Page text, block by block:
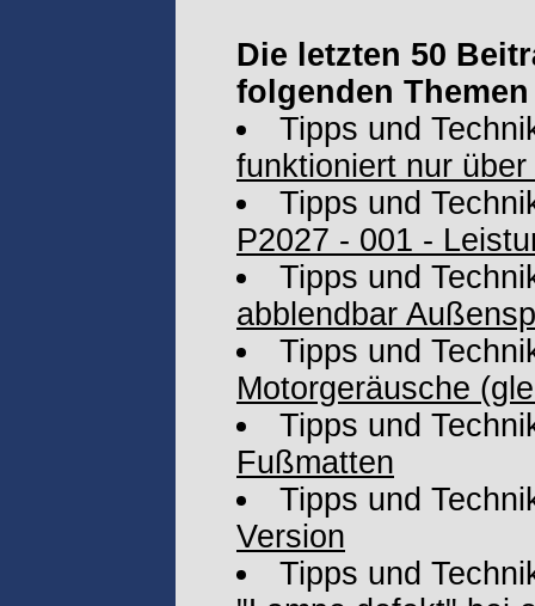
Die letzten 50
folgenden
Tipps und
funktioniert nur
Tipps und
P2027 - 001 -
Tipps und
abblendbar
Tipps und
Motorgeräusche
Tipps und
Fußmatten
Tipps und
Version
Tipps und